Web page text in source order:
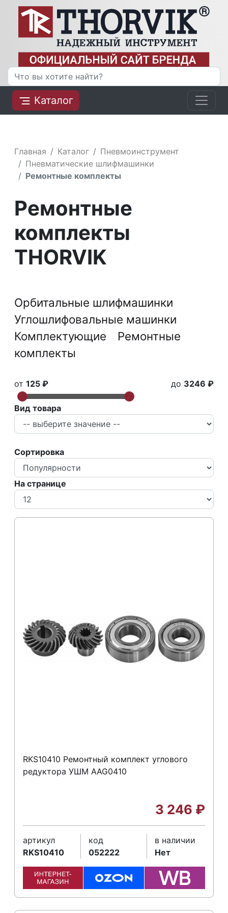
Каталог
Главная Каталог
Пневмоинструмент
Пневматические шлифмашинки
Ремонтные комплекты
Ремонтные
комплекты
THORVIK
Орбитальные шлифмашинки
Углошлифовальные машинки
Комплектующие
Ремонтные
комплекты
от125 ₽ до 3246 ₽
Вид товара
Сортировка
На странице
RKS10410 Ремонтный комплект углового
редуктора УШМ AAG0410
3 246 ₽
артикул
RKS10410
код
052222
в наличии
Нет